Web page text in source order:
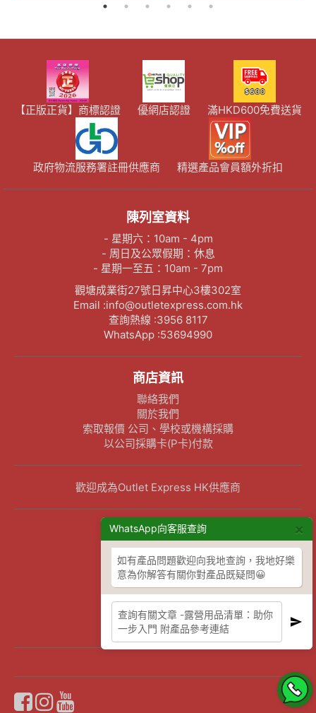
WhatsApp向客服查詢 ×
如有產品問題歡迎向我地查詢，我地好樂
意為你解答有關你對產品既疑問😀
【正版正貨】商標認證 優網店認證 滿HKD600免費送貨
政府物流服務署註冊供應商 精選產品會員額外折扣
陳列室資料
- 星期六：10am - 4pm
- 周日及公眾假期：休息
- 星期一至五：10am - 7pm
觀塘成業街27號日昇中心3樓302室
Email :info@outletexpress.com.hk
查詢熱線 :3956 8117
WhatsApp :53694990
商店資訊
聯絡我們
關於我們
索取報價 公司、學校或機構採購
以公司採購卡(P卡)付款
歡迎成為Outlet Express HK供應商
其他資訊
下單須知
隱私權及條款聲明
保養條款及更換政策
除舊服務條款及細則
條款及細則
網站地圖